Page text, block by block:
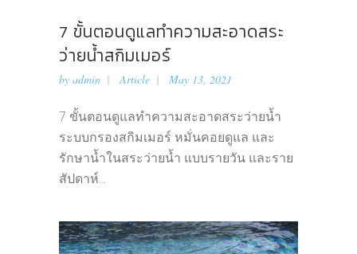
7 ขั้นตอนดูแลทำความสะอาดสระ
ว่ายน้ำสกิมเมอร์
by admin Article May 13, 2021
7 ขั้นตอนดูแลทำความสะอาดสระว่ายน้ำ
ระบบกรองสกิมเมอร์ หมั่นคอยดูแล และ
รักษาน้ำในสระว่ายน้ำ แบบรายวัน และราย
สัปดาห์...